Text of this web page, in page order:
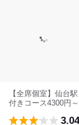
【全席個室】仙台
付きコース4300円～
3.04